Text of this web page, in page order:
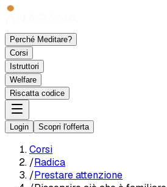
Perché Meditare?
Corsi
Istruttori
Welfare
Riscatta codice
Login Scopri l'offerta
Corsi
/Radica
/Prestare attenzione